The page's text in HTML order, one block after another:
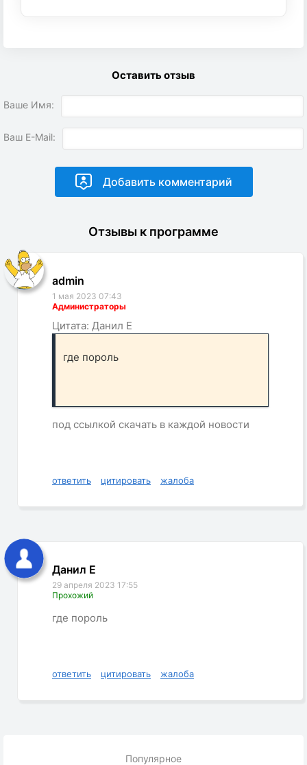
Популярное
Оставить отзыв
Ваше Имя:
Ваш E-Mail:
Отзывы к программе
admin
1 мая 2023 07:43
Администраторы
Цитата: Данил Е
где пороль
под ссылкой скачать в каждой новости
ответить цитировать жалоба
Данил Е
29 апреля 2023 17:55
Прохожий
где пороль
ответить цитировать жалоба